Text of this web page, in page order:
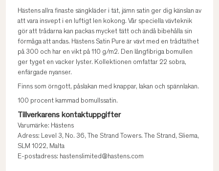
Hästens allra finaste sängkläder i tät, jämn satin ger dig känslan av
att vara insvept i en luftigt len kokong. Vår speciella vävteknik
gör att trådarna kan packas mycket tätt och ändå bibehålla sin
förmåga att andas. Hästens Satin Pure är vävt med en trådtäthet
på 300 och har en vikt på 110 g/m2. Den långfibriga bomullen
ger tyget en vacker lyster. Kollektionen omfattar 22 sobra,
enfärgade nyanser.
Finns som örngott, påslakan med knappar, lakan och spännlakan.
100 procent kammad bomullssatin.
Tillverkarens kontaktuppgifter
Varumärke: Hästens
Adress: Level 3, No. 36, The Strand Towers. The Strand, Sliema,
SLM 1022, Malta
E-postadress: hastenslimited@hastens.com